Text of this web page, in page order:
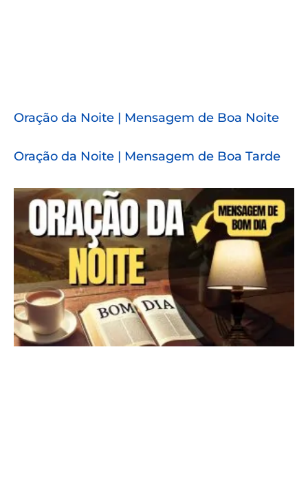
Oração da Noite | Mensagem de Boa Noite
Oração da Noite | Mensagem de Boa Tarde